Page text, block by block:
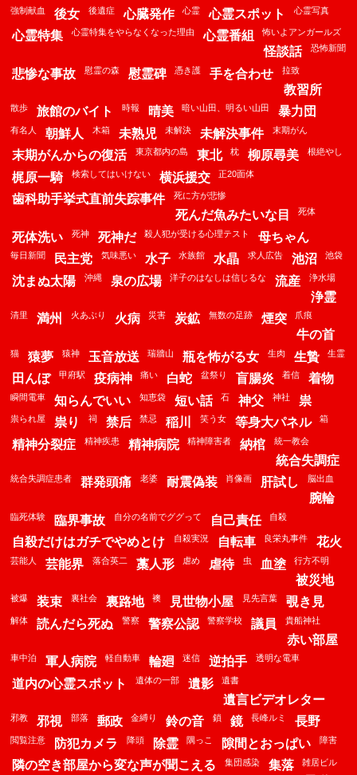
強制献血 後女 後遺症 心臓発作 心霊 心霊スポット 心霊写真
心霊特集 心霊特集をやらなくなった理由 心霊番組 怖いよアンガールズ
怪談話 恐怖新聞
悲惨な事故 慰霊の森 慰霊碑 憑き護 手を合わせ 拉致
教習所
散歩 旅館のバイト 時報 晴美 暗い山田、明るい山田 暴力団
有名人 朝鮮人 木箱 未熟児 未解決 未解決事件 末期がん
末期がんからの復活 東京都内の島 東北 枕 柳原尋美 根絶やし
梶原一騎 検索してはいけない 横浜援交 正20面体
歯科助手挙式直前失踪事件 死に方が悲惨
死んだ魚みたいな目 死体
死体洗い 死神 死神だ 殺人犯が受ける心理テスト 母ちゃん
毎日新聞 民主党 気味悪い 水子 水族館 水晶 求人広告 池沼 池袋
沈まぬ太陽 沖縄 泉の広場 洋子のはなしは信じるな 流産 浄水場
浄霊
清里 満州 火あぶり 火病 災害 炭鉱 無数の足跡 煙突 爪痕
牛の首
猫 猿夢 猿神 玉音放送 瑞牆山 瓶を怖がる女 生肉 生贄 生霊
田んぼ 甲府駅 疫病神 痛い 白蛇 盆祭り 盲腸炎 着信 着物
瞬間電車 知らんでいい 知恵袋 短い話 石 神父 神社 祟
祟られ屋 祟り 祠 禁后 禁忌 稲川 笑う女 等身大パネル 箱
精神分裂症 精神疾患 精神病院 精神障害者 納棺 統一教会
統合失調症
統合失調症患者 群発頭痛 老婆 耐震偽装 肖像画 肝試し 脳出血
腕輪
臨死体験 臨界事故 自分の名前でググって 自己責任 自殺
自殺だけはガチでやめとけ 自殺実況 自転車 良栄丸事件 花火
芸能人 芸能界 落合英二 藁人形 虐め 虐待 虫 血塗 行方不明
被災地
被爆 装束 裏社会 裏路地 襖 見世物小屋 見先言葉 覗き見
解体 読んだら死ぬ 警察 警察公認 警察学校 議員 貴船神社
赤い部屋
車中泊 軍人病院 軽自動車 輪廻 迷信 逆拍手 透明な電車
道内の心霊スポット 遺体の一部 遺影 遺書
遺言ビデオレター
邪教 邪視 部落 郵政 金縛り 鈴の音 鎖 鏡 長峰ルミ 長野
閲覧注意 防犯カメラ 降頭 除霊 隅っこ 隙間とおっぱい 障害
隣の空き部屋から変な声が聞こえる 集団感染 集落 雑居ビル